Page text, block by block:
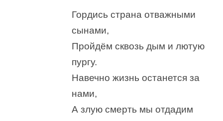
Гордись страна отважными
сынами,
Пройдём сквозь дым и лютую
пургу.
Навечно жизнь останется за
нами,
А злую смерть мы отдадим